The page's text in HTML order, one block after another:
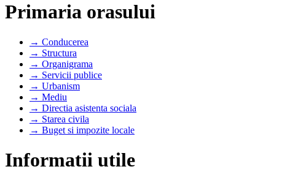
Primaria orasului
→ Conducerea
→ Structura
→ Organigrama
→ Servicii publice
→ Urbanism
→ Mediu
→ Directia asistenta sociala
→ Starea civila
→ Buget si impozite locale
Informatii utile